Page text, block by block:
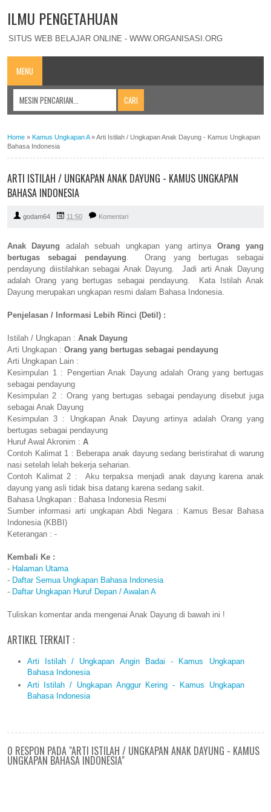
ILMU PENGETAHUAN
SITUS WEB BELAJAR ONLINE - WWW.ORGANISASI.ORG
MENU
Home » Kamus Ungkapan A»Arti Istilah / Ungkapan Anak Dayung - Kamus Ungkapan
Bahasa Indonesia
ARTI ISTILAH / UNGKAPAN ANAK DAYUNG - KAMUS UNGKAPAN
BAHASA INDONESIA
godam64 11:50 Komentari
Anak Dayung adalah sebuah ungkapan yang artinya Orang yang
bertugas sebagai pendayung. Orang yang bertugas sebagai
pendayung diistilahkan sebagai Anak Dayung. Jadi arti Anak Dayung
adalah Orang yang bertugas sebagai pendayung. Kata Istilah Anak
Dayung merupakan ungkapan resmi dalam Bahasa Indonesia.
Penjelasan / Informasi Lebih Rinci (Detil) :
Istilah / Ungkapan : Anak Dayung
Arti Ungkapan : Orang yang bertugas sebagai pendayung
Arti Ungkapan Lain :
Kesimpulan 1 : Pengertian Anak Dayung adalah Orang yang bertugas
sebagai pendayung
Kesimpulan 2 : Orang yang bertugas sebagai pendayung disebut juga
sebagai Anak Dayung
Kesimpulan 3 : Ungkapan Anak Dayung artinya adalah Orang yang
bertugas sebagai pendayung
Huruf Awal Akronim : A
Contoh Kalimat 1 : Beberapa anak dayung sedang beristirahat di warung
nasi setelah lelah bekerja seharian.
Contoh Kalimat 2 : Aku terpaksa menjadi anak dayung karena anak
dayung yang asli tidak bisa datang karena sedang sakit.
Bahasa Ungkapan : Bahasa Indonesia Resmi
Sumber informasi arti ungkapan Abdi Negara : Kamus Besar Bahasa
Indonesia (KBBI)
Keterangan : -
Kembali Ke :
- Halaman Utama
- Daftar Semua Ungkapan Bahasa Indonesia
- Daftar Ungkapan Huruf Depan / Awalan A
Tuliskan komentar anda mengenai Anak Dayung di bawah ini !
ARTIKEL TERKAIT :
Arti Istilah / Ungkapan Angin Badai - Kamus Ungkapan
Bahasa Indonesia
Arti Istilah / Ungkapan Anggur Kering - Kamus Ungkapan
Bahasa Indonesia
0 RESPON PADA "ARTI ISTILAH / UNGKAPAN ANAK DAYUNG - KAMUS
UNGKAPAN BAHASA INDONESIA"